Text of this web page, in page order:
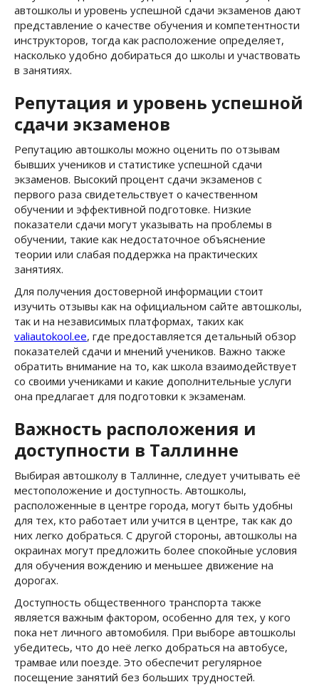
автошколы и уровень успешной сдачи экзаменов дают
представление о качестве обучения и компетентности
инструкторов, тогда как расположение определяет,
насколько удобно добираться до школы и участвовать
в занятиях.
Репутация и уровень успешной
сдачи экзаменов
Репутацию автошколы можно оценить по отзывам
бывших учеников и статистике успешной сдачи
экзаменов. Высокий процент сдачи экзаменов с
первого раза свидетельствует о качественном
обучении и эффективной подготовке. Низкие
показатели сдачи могут указывать на проблемы в
обучении, такие как недостаточное объяснение
теории или слабая поддержка на практических
занятиях.
Для получения достоверной информации стоит
изучить отзывы как на официальном сайте автошколы,
так и на независимых платформах, таких как
valiautokool.ee, где предоставляется детальный обзор
показателей сдачи и мнений учеников. Важно также
обратить внимание на то, как школа взаимодействует
со своими учениками и какие дополнительные услуги
она предлагает для подготовки к экзаменам.
Важность расположения и
доступности в Таллинне
Выбирая автошколу в Таллинне, следует учитывать её
местоположение и доступность. Автошколы,
расположенные в центре города, могут быть удобны
для тех, кто работает или учится в центре, так как до
них легко добраться. С другой стороны, автошколы на
окраинах могут предложить более спокойные условия
для обучения вождению и меньшее движение на
дорогах.
Доступность общественного транспорта также
является важным фактором, особенно для тех, у кого
пока нет личного автомобиля. При выборе автошколы
убедитесь, что до неё легко добраться на автобусе,
трамвае или поезде. Это обеспечит регулярное
посещение занятий без больших трудностей.